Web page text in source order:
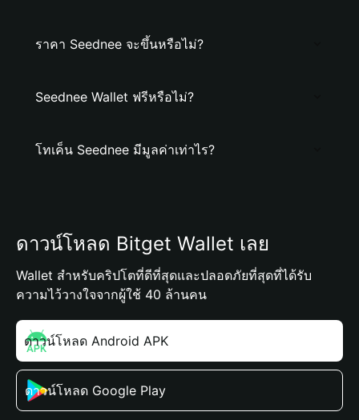
ราคา Seednee จะขึ้นหรือไม่?
Seednee Wallet ฟรีหรือไม่?
โทเค็น Seednee มีมูลค่าเท่าไร?
ดาวน์โหลด Bitget Wallet เลย
Wallet สำหรับคริปโตที่ดีที่สุดและปลอดภัยที่สุดที่ได้รับ
ความไว้วางใจจากผู้ใช้ 40 ล้านคน
ดาวน์โหลด Android APK
ดาวน์โหลด Google Play